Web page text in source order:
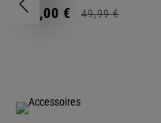
11,00 € 49,99 €